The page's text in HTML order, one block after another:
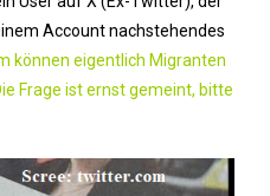
Account nachstehendes
können eigentlich Migranten
Frage ist ernst gemeint, bitte